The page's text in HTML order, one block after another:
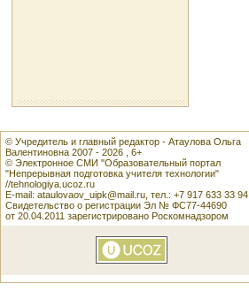
© Учредитель и главный редактор - Атаулова Ольга
Валентиновна 2007 - 2026 , 6+
© Электронное СМИ "Образовательный портал
"Непрерывная подготовка учителя технологии"
//tehnologiya.ucoz.ru
E-mail: ataulovaov_uipk@mail.ru, тел.: +7 917 633 33 94
Свидетельство о регистрации Эл № ФС77-44690
от 20.04.2011 зарегистрировано Роскомнадзором